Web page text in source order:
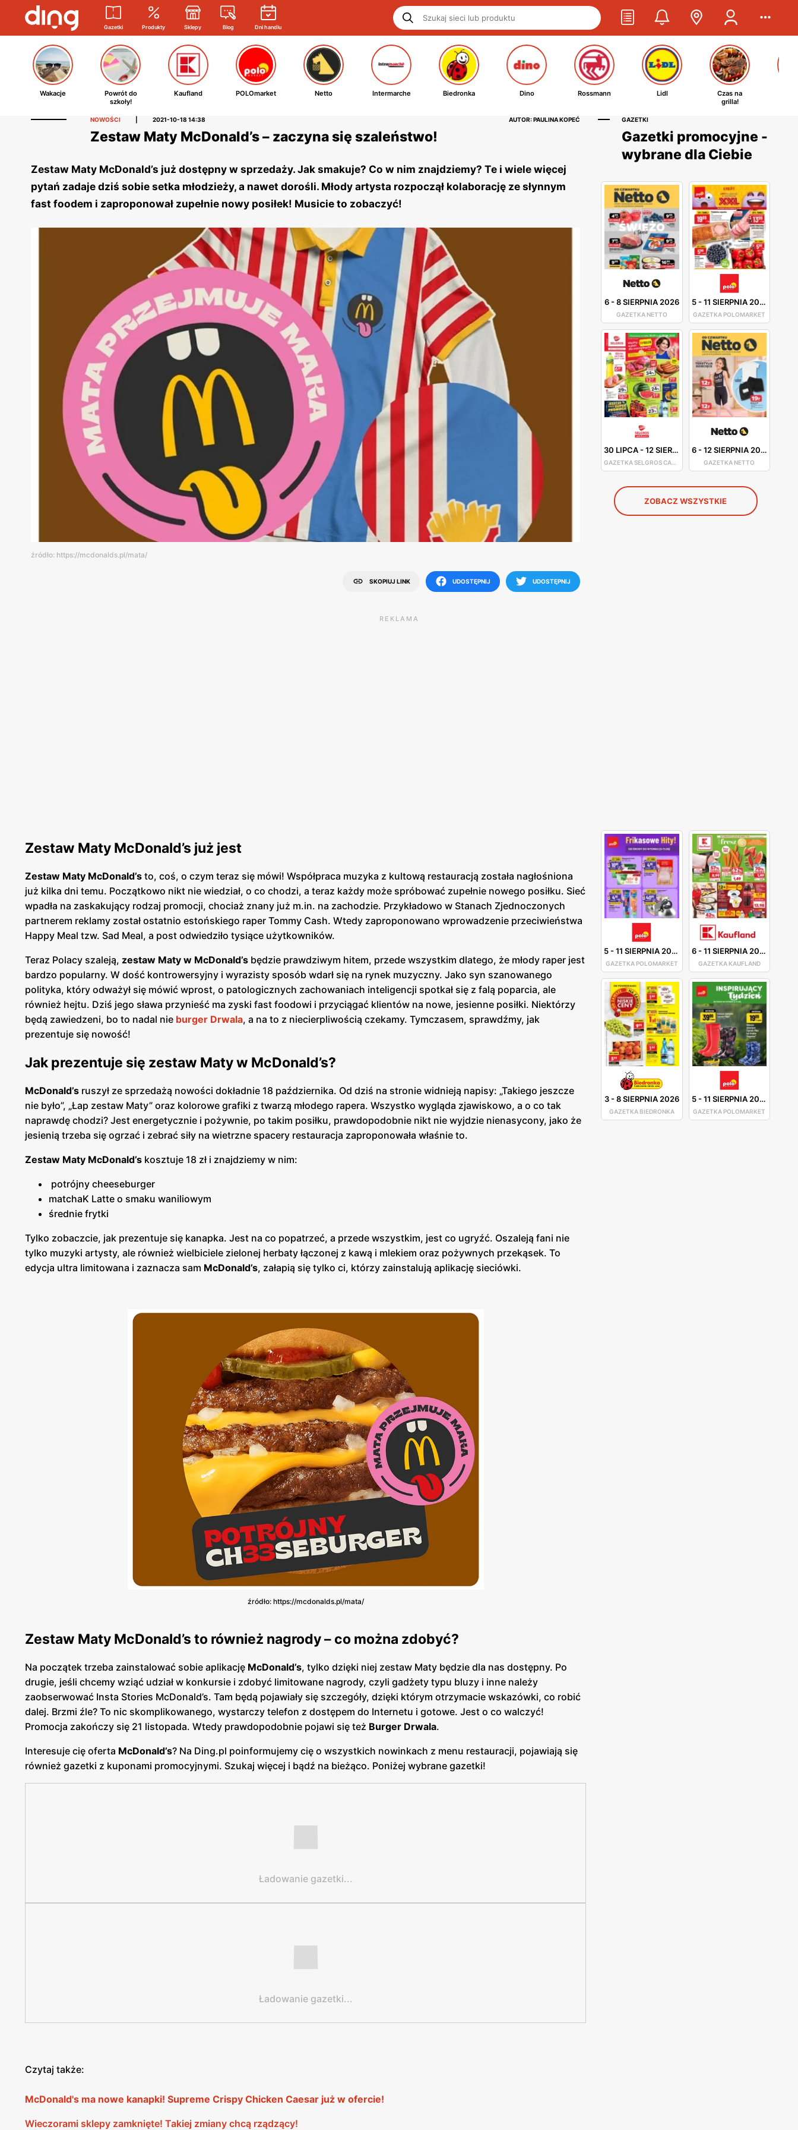
Gazetki Produkty Sklepy Blog Dni handlu
Wakacje
Powrót do
szkoły!
Kaufland POLOmarket Netto Intermarche Biedronka Dino Rossmann Lidl
Czas na
grilla!
NOWOŚCI 2021-10-18 14:38 AUTOR: PAULINA KOPEĆ
Zestaw Maty McDonald’s – zaczyna się szaleństwo!
Zestaw Maty McDonald’s już dostępny w sprzedaży. Jak smakuje? Co w nim znajdziemy? Te i wiele więcej
pytań zadaje dziś sobie setka młodzieży, a nawet dorośli. Młody artysta rozpoczął kolaborację ze słynnym
fast foodem i zaproponował zupełnie nowy posiłek! Musicie to zobaczyć!
źródło: https://mcdonalds.pl/mata/
SKOPIUJ LINK UDOSTĘPNIJ UDOSTĘPNIJ
GAZETKI
Gazetki promocyjne -
wybrane dla Ciebie
6-8 SIERPNIA 2026
GAZETKA NETTO
5-11 SIERPNIA 2026
GAZETKA POLOMARKET
30 LIPCA-12 SIERPNIA 2026
GAZETKA SELGROS CASH&CARRY
6-12 SIERPNIA 2026
GAZETKA NETTO
ZOBACZ WSZYSTKIE
5-11 SIERPNIA 2026
GAZETKA POLOMARKET
6-11 SIERPNIA 2026
GAZETKA KAUFLAND
3-8 SIERPNIA 2026
GAZETKA BIEDRONKA
5-11 SIERPNIA 2026
GAZETKA POLOMARKET
REKLAMA
Zestaw Maty McDonald’s już jest
Zestaw Maty McDonald’s to, coś, o czym teraz się mówi! Współpraca muzyka z kultową restauracją została nagłośniona
już kilka dni temu. Początkowo nikt nie wiedział, o co chodzi, a teraz każdy może spróbować zupełnie nowego posiłku. Sieć
wpadła na zaskakujący rodzaj promocji, chociaż znany już m.in. na zachodzie. Przykładowo w Stanach Zjednoczonych
partnerem reklamy został ostatnio estońskiego raper Tommy Cash. Wtedy zaproponowano wprowadzenie przeciwieństwa
Happy Meal tzw. Sad Meal, a post odwiedziło tysiące użytkowników.
Teraz Polacy szaleją, zestaw Maty w McDonald’s będzie prawdziwym hitem, przede wszystkim dlatego, że młody raper jest
bardzo popularny. W dość kontrowersyjny i wyrazisty sposób wdarł się na rynek muzyczny. Jako syn szanowanego
polityka, który odważył się mówić wprost, o patologicznych zachowaniach inteligencji spotkał się z falą poparcia, ale
również hejtu. Dziś jego sława przynieść ma zyski fast foodowi i przyciągać klientów na nowe, jesienne posiłki. Niektórzy
będą zawiedzeni, bo to nadal nie burger Drwala, a na to z niecierpliwością czekamy. Tymczasem, sprawdźmy, jak
prezentuje się nowość!
Jak prezentuje się zestaw Maty w McDonald’s?
McDonald’s ruszył ze sprzedażą nowości dokładnie 18 października. Od dziś na stronie widnieją napisy: „Takiego jeszcze
nie było”, „Łap zestaw Maty” oraz kolorowe grafiki z twarzą młodego rapera. Wszystko wygląda zjawiskowo, a o co tak
naprawdę chodzi? Jest energetycznie i pożywnie, po takim posiłku, prawdopodobnie nikt nie wyjdzie nienasycony, jako że
jesienią trzeba się ogrzać i zebrać siły na wietrzne spacery restauracja zaproponowała właśnie to.
Zestaw Maty McDonald’s kosztuje 18 zł i znajdziemy w nim:
potrójny cheeseburger
matchaK Latte o smaku waniliowym
średnie frytki
Tylko zobaczcie, jak prezentuje się kanapka. Jest na co popatrzeć, a przede wszystkim, jest co ugryźć. Oszaleją fani nie
tylko muzyki artysty, ale również wielbiciele zielonej herbaty łączonej z kawą i mlekiem oraz pożywnych przekąsek. To
edycja ultra limitowana i zaznacza sam McDonald’s, załapią się tylko ci, którzy zainstalują aplikację sieciówki.
źródło: https://mcdonalds.pl/mata/
Zestaw Maty McDonald’s to również nagrody – co można zdobyć?
Na początek trzeba zainstalować sobie aplikację McDonald’s, tylko dzięki niej zestaw Maty będzie dla nas dostępny. Po
drugie, jeśli chcemy wziąć udział w konkursie i zdobyć limitowane nagrody, czyli gadżety typu bluzy i inne należy
zaobserwować Insta Stories McDonald’s. Tam będą pojawiały się szczegóły, dzięki którym otrzymacie wskazówki, co robić
dalej. Brzmi źle? To nic skomplikowanego, wystarczy telefon z dostępem do Internetu i gotowe. Jest o co walczyć!
Promocja zakończy się 21 listopada. Wtedy prawdopodobnie pojawi się też Burger Drwala.
Interesuje cię oferta McDonald’s? Na Ding.pl poinformujemy cię o wszystkich nowinkach z menu restauracji, pojawiają się
również gazetki z kuponami promocyjnymi. Szukaj więcej i bądź na bieżąco. Poniżej wybrane gazetki!
Ładowanie gazetki...
Ładowanie gazetki...
Czytaj także:
McDonald's ma nowe kanapki! Supreme Crispy Chicken Caesar już w ofercie!
Wieczorami sklepy zamknięte! Takiej zmiany chcą rządzący!